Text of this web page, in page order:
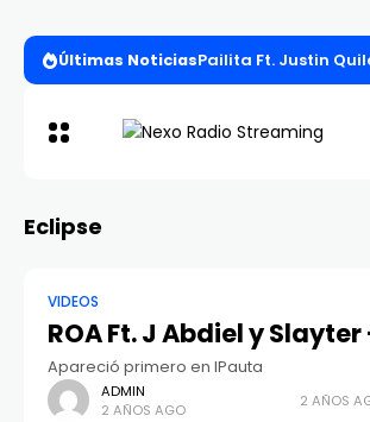
Últimas NoticiasPailita Ft. Justin
Eclipse
VIDEOS
ROA Ft. J Abdiel y Slayter
Apareció primero en IPauta
ADMIN
2 AÑOS AGO
2 AÑOS